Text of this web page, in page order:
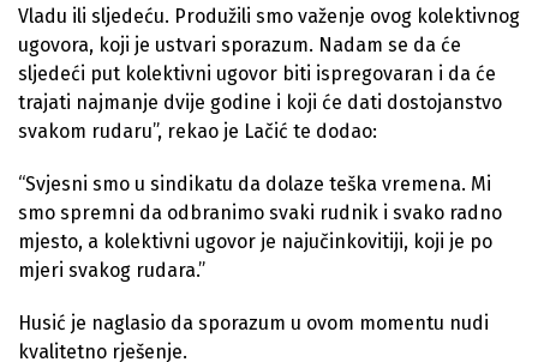
Vladu ili sljedeću. Produžili smo važenje ovog kolektivnog
ugovora, koji je ustvari sporazum. Nadam se da će
sljedeći put kolektivni ugovor biti ispregovaran i da će
trajati najmanje dvije godine i koji će dati dostojanstvo
svakom rudaru”, rekao je Lačić te dodao:
“Svjesni smo u sindikatu da dolaze teška vremena. Mi
smo spremni da odbranimo svaki rudnik i svako radno
mjesto, a kolektivni ugovor je najučinkovitiji, koji je po
mjeri svakog rudara.”
Husić je naglasio da sporazum u ovom momentu nudi
kvalitetno rješenje.